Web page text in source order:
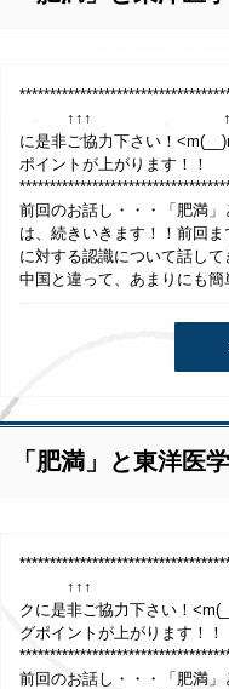
↑↑↑ ↑↑↑この2つの
に是非ご協力下さい！
ポイントが上がります！！
前回のお話し・・・「肥満
は、続きいきます！！前回
に対する認識について話し
中国と違って、あまりにも
「肥満」と東洋医
↑↑↑ ↑↑↑この2つ
クに是非ご協力下さい！
グポイントが上がります！！
前回のお話し・・・「肥満